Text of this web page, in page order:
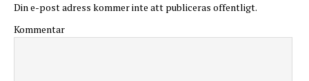
Din e-post adress kommer inte att publiceras offentligt.
Kommentar